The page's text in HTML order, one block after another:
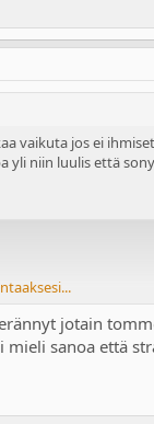
vaikuta jos ei
yli niin luulis että
jotain
sanoa että